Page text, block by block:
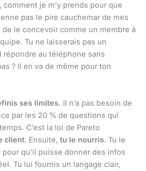
je m’y prends pour que
pas le pire cauchemar de mes
de le concevoir comme un membre à
Tu ne laisserais pas un
répondre au téléphone sans
? Il en va de même pour ton
ses limites. Il n’a pas besoin de
par les 20 % de questions qui
C’est la loi de Pareto
client. Ensuite, tu le nourris. Tu le
pour qu’il puisse donner des infos
Tu lui fournis un langage clair,